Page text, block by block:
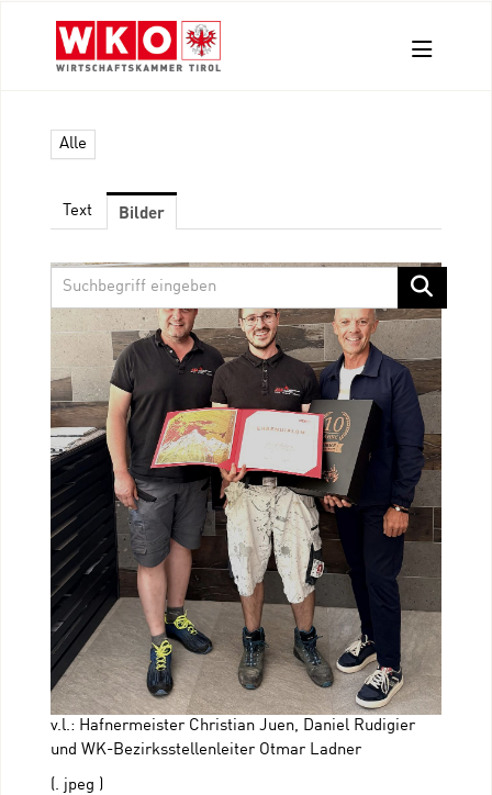
Pressefotos
Kontakt
Alle
Text Bilder
v.l.: Hafnermeister Christian Juen, Daniel Rudigier
und WK-Bezirksstellenleiter Otmar Ladner
(. jpeg )